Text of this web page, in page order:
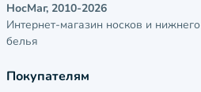
НосМаг, 2010-2026
Интернет-магазин носков и нижнего
белья
Покупателям